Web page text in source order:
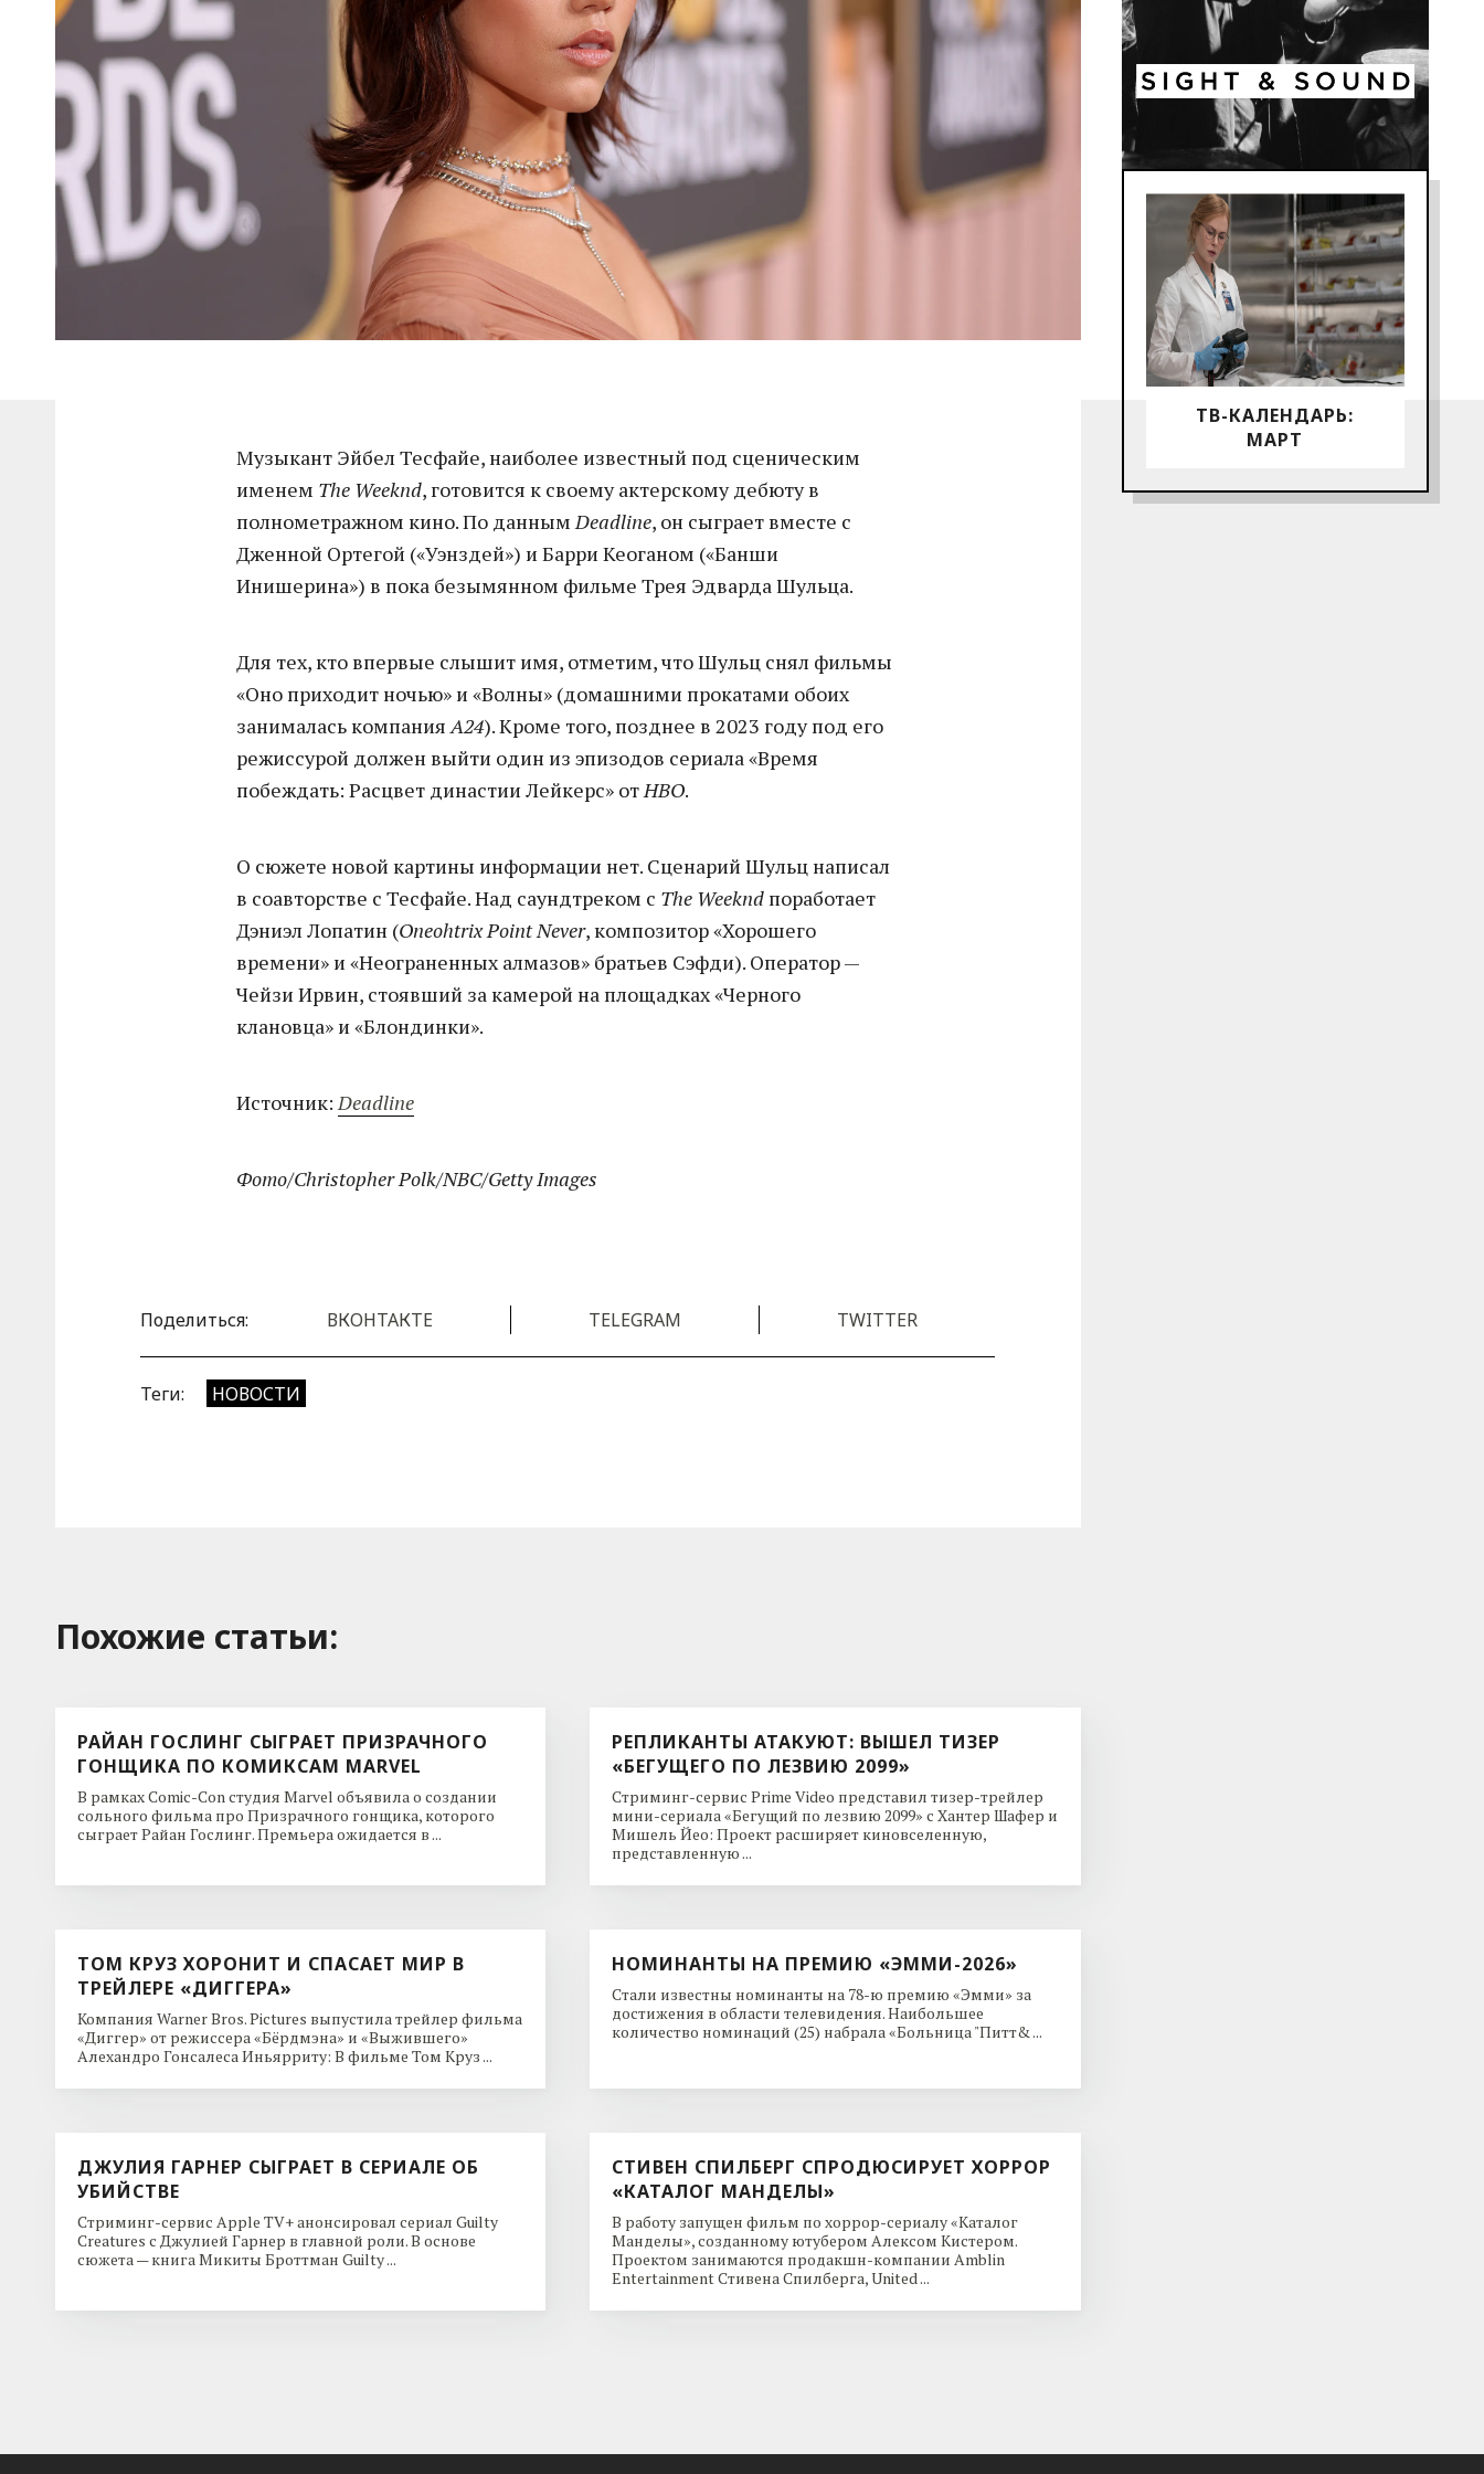
ТВ-КАЛЕНДАРЬ:
МАРТ
Музыкант Эйбел Тесфайе, наиболее известный под сценическим
именем The Weeknd, готовится к своему актерскому дебюту в
полнометражном кино. По даннымDeadline, он сыграет вместе с
Дженной Ортегой («Уэнздей») и Барри Кеоганом («Банши
Инишерина») в пока безымянном фильме Трея Эдварда Шульца.
Для тех, кто впервые слышит имя, отметим, что Шульц снял фильмы
«Оно приходит ночью» и «Волны» (домашними прокатами обоих
занималась компанияA24). Кроме того, позднее в 2023 году под его
режиссурой должен выйти один из эпизодов сериала «Время
побеждать: Расцвет династии Лейкерс» отHBO.
О сюжете новой картины информации нет. Сценарий Шульц написал
в соавторстве с Тесфайе. Над саундтреком с The Weeknd поработает
Дэниэл Лопатин (Oneohtrix Point Never, композитор «Хорошего
времени» и «Неограненных алмазов» братьев Сэфди). Оператор —
Чейзи Ирвин, стоявший за камерой на площадках «Черного
клановца» и «Блондинки».
Источник:Deadline
Фото/Christopher Polk/NBC/Getty Images
Поделиться: ВКОНТАКТЕ TELEGRAM TWITTER
Теги: НОВОСТИ
Похожие cтатьи:
РАЙАН ГОСЛИНГ СЫГРАЕТ ПРИЗРАЧНОГО
ГОНЩИКА ПО КОМИКСАМ MARVEL
В рамках Comic-Con студия Marvel объявила о создании
сольного фильма про Призрачного гонщика, которого
сыграет Райан Гослинг. Премьера ожидается в ...
РЕПЛИКАНТЫ АТАКУЮТ: ВЫШЕЛ ТИЗЕР
«БЕГУЩЕГО ПО ЛЕЗВИЮ 2099»
Стриминг-сервис Prime Video представил тизер-трейлер
мини-сериала «Бегущий по лезвию 2099» с Хантер Шафер и
Мишель Йео: Проект расширяет киновселенную,
представленную ...
ТОМ КРУЗ ХОРОНИТ И СПАСАЕТ МИР В
ТРЕЙЛЕРЕ «ДИГГЕРА»
Компания Warner Bros. Pictures выпустила трейлер фильма
«Диггер» от режиссера «Бёрдмэна» и «Выжившего»
Алехандро Гонсалеса Иньярриту: В фильме Том Круз ...
НОМИНАНТЫ НА ПРЕМИЮ «ЭММИ-2026»
Стали известны номинанты на 78-ю премию «Эмми» за
достижения в области телевидения. Наибольшее
количество номинаций (25) набрала «Больница "Питт& ...
ДЖУЛИЯ ГАРНЕР СЫГРАЕТ В СЕРИАЛЕ ОБ
УБИЙСТВЕ
Стриминг-сервис Apple TV+ анонсировал сериал Guilty
Creatures с Джулией Гарнер в главной роли. В основе
сюжета — книга Микиты Броттман Guilty ...
СТИВЕН СПИЛБЕРГ СПРОДЮСИРУЕТ ХОРРОР
«КАТАЛОГ МАНДЕЛЫ»
В работу запущен фильм по хоррор-сериалу «Каталог
Манделы», созданному ютубером Алексом Кистером.
Проектом занимаются продакшн-компании Amblin
Entertainment Стивена Спилберга, United ...